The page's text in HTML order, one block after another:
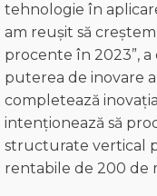
tehnologie în
am reușit să
procente în 2023”,
puterea de inovare a
completează
intenționează să
structurate vertical
rentabile de 200 de